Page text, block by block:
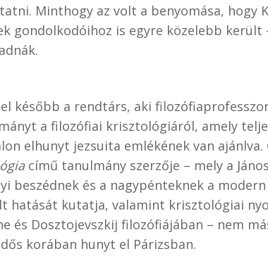
Minthogy az volt a benyomása, hogy
gondolkodóihoz is egyre közelebb került
később a rendtárs, aki
a filozófiai krisztológiáról, amely
elhunyt jezsuita emlékének van
című tanulmány szerzője – mely a
beszédnek és a nagypénteknek a
hatását kutatja, valamint krisztológiai
és Dosztojevszkij filozófiájában – nem
korában hunyt el Párizsban.